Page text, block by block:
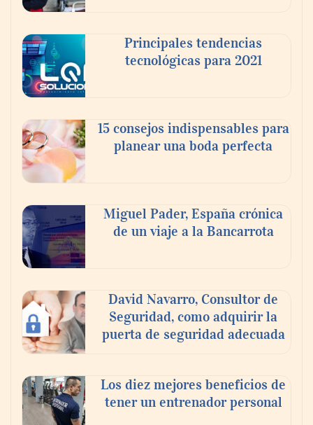
celebra a la cerveza como la bebida que el
mundo elige para reunirse: 7 de cada 10 la
escogen
Nicols presenta seis modelos de anillos de
compromiso para el eclipse solar del 12 de
agosto
Principales tendencias
tecnológicas para 2021
15 consejos indispensables para
planear una boda perfecta
Miguel Pader, España crónica
de un viaje a la Bancarrota
David Navarro, Consultor de
Seguridad, como adquirir la
puerta de seguridad adecuada
Los diez mejores beneficios de
tener un entrenador personal